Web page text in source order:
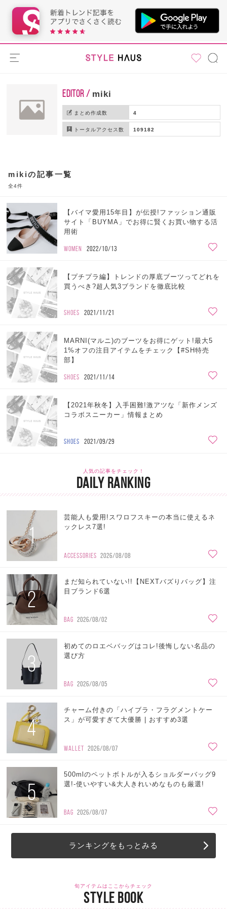
EDITOR / miki
まとめ作成数 4
トータルアクセス数 109182
mikiの記事一覧
全4件
【バイマ愛用15年目】が伝授!ファッション通販
サイト「BUYMA」でお得に賢くお買い物する活
用術
WOMEN 2022/10/13
【プチプラ編】トレンドの厚底ブーツってどれを
買うべき?超人気3ブランドを徹底比較
SHOES 2021/11/21
MARNI(マルニ)のブーツをお得にゲット!最大5
1%オフの注目アイテムをチェック【#SH特売
部】
SHOES 2021/11/14
【2021年秋冬】入手困難!激アツな「新作メンズ
コラボスニーカー」情報まとめ
SHOES 2021/09/29
人気の記事をチェック！
DAILY RANKING
1
芸能人も愛用!スワロフスキーの本当に使えるネ
ックレス7選!
ACCESSORIES 2026/08/08
2
まだ知られていない!!【NEXTバズりバッグ】注
目ブランド6選
BAG 2026/08/02
3
初めてのロエベバッグはコレ!後悔しない名品の
選び方
BAG 2026/08/05
4
チャーム付きの「ハイブラ・フラグメントケー
ス」が可愛すぎて大優勝 | おすすめ3選
WALLET 2026/08/07
5
500mlのペットボトルが入るショルダーバッグ9
選!-使いやすい&大人きれいめなものも厳選!
BAG 2026/08/07
ランキングをもっとみる
旬アイテムはここからチェック
STYLE BOOK